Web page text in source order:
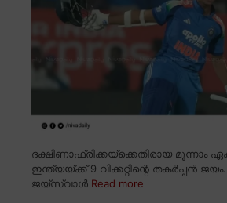
ദക്ഷിണാഫ്രിക്കയ്ക്കെതിരായ മൂന്നാം
ഇന്ത്യയ്ക്ക് 9 വിക്കറ്റിന്റെ തകർപ്പൻ
ജയ്സ്വാൾ Read more